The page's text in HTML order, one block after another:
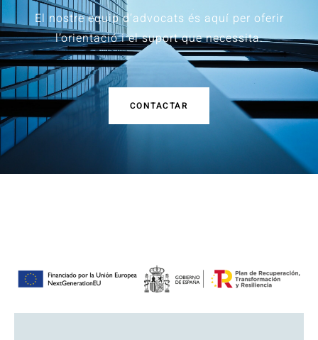
El nostre equip d’advocats és aquí per oferir
l’orientació i el suport que necessita.
CONTACTAR